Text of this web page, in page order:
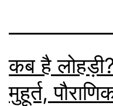
कब है
मुहूर्त,